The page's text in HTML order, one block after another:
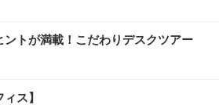
トが満載！こだわりデスクツアー
ス】